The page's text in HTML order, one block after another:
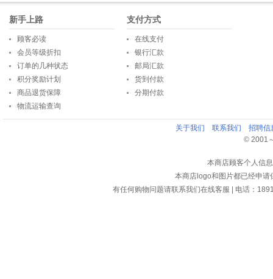
新手上路
顾客必读
会员等级折扣
订单的几种状态
积分奖励计划
商品退货保障
物流运输查询
支付方式
在线支付
银行汇款
邮局汇款
货到付款
分期付款
关于我们 联系我们
招聘信
© 2001
本商店顾客个人信
本商店logo和图片都已经申
有任何购物问题请联系我们在线客服 | 电话：